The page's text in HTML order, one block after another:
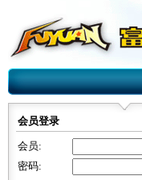
会员登录
会员:
密码: